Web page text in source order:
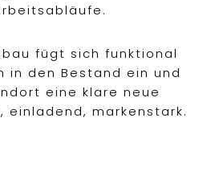
fügt sich funktional
in den Bestand ein und
eine klare neue
markenstark.